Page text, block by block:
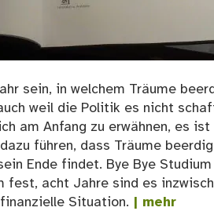
sein, in welchem Träume
weil die Politik es nicht
am Anfang zu erwähnen, es
führen, dass Träume
Ende findet. Bye Bye
fest, acht Jahre sind es
Situation. | mehr